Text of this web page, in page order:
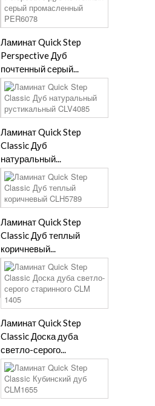
Ламинат Quick Step
Perspective Дуб
почтенный серый...
Ламинат Quick Step
Classic Дуб
натуральный...
Ламинат Quick Step
Classic Дуб теплый
коричневый...
Ламинат Quick Step
Classic Доска дуба
светло-серого...